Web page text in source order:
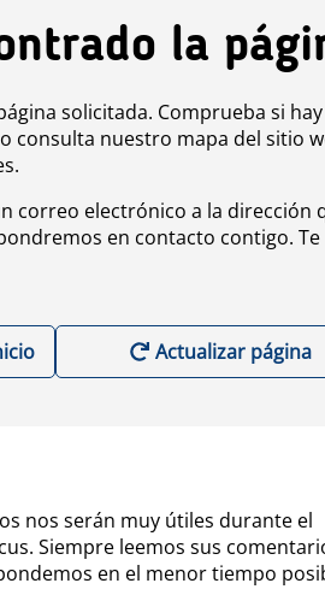
la
solicitada. Comprueba si hay
consulta nuestro mapa del sitio
correo electrónico a la dirección
en contacto contigo. Te
Actualizar página
nos serán muy útiles durante el
Siempre leemos sus
en el menor tiempo